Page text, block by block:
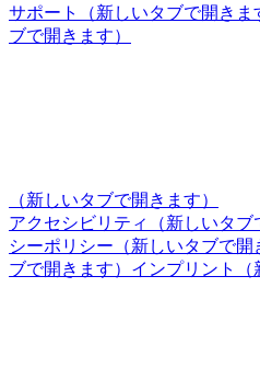
サポート
（新しいタブで開きま
ブで開きます）
（新しいタブで開きます）
アクセシビリティ
（新しいタブ
シーポリシー （新しいタブで開
ブで開きます） インプリント